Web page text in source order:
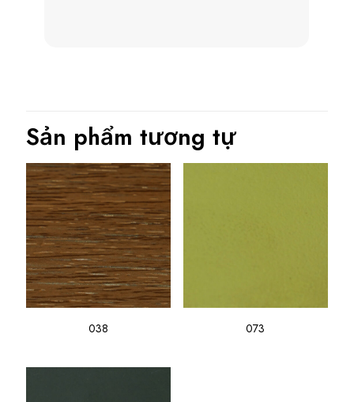
Sản phẩm tương tự
038 073